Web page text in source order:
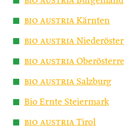
bio austria Kärnten
bio austria
bio austria
bio austria Salzburg
Bio Ernte Steiermark
bio austria Tirol